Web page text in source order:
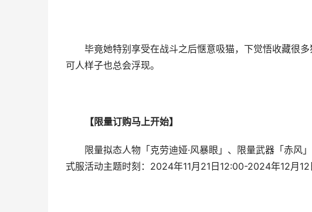
毕竟她特别享受在战斗之后惬意吸猫，下觉悟收藏很多
可人样子也总会浮现。
【限量订购马上开始】
限量拟态人物「克劳迪娅·风暴眼」、限量武器「赤风
式服活动主题时刻：2024年11月21日12:00-2024年12月12